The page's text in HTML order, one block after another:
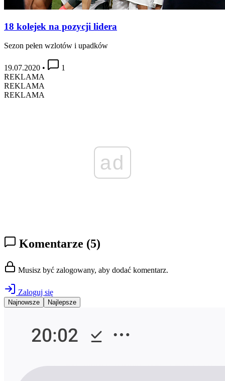
18 kolejek na pozycji lidera
Sezon pełen wzlotów i upadków
19.07.2020 •
1
REKLAMA
REKLAMA
REKLAMA
ad
Komentarze (5)
Musisz być zalogowany, aby dodać komentarz.
Zaloguj się
Najnowsze Najlepsze